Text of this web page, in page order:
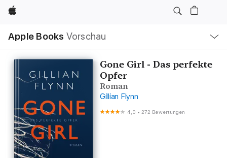
Apple
Apple Books Vorschau
Navigation
Menü
öffnen
Gone Girl - Das perfekte
Opfer
Roman
Gillian Flynn
4,0 •272 Bewertungen